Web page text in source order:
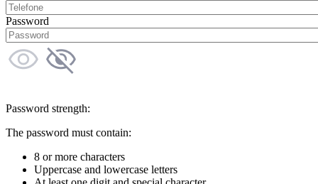
Password
Password strength:
The password must contain:
8 or more characters
Uppercase and lowercase letters